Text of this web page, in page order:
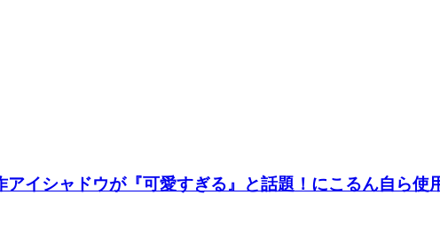
イシャドウが『可愛すぎる』と話題！にこるん自ら使